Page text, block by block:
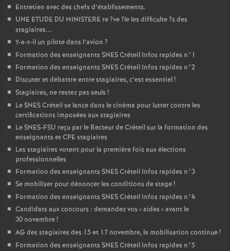
Entretien avec des chefs d’établissements.
UNE ETUDE DU MINISTERE re?ve?le les difficulte?s des
stagiaires...
Y-a-t-il un pilote dans l’avion ?
Formation des enseignants SNESCréteil Infos rapides n°1
Formation des enseignants SNESCréteil Infos rapides n°2
Discuter et débattre entre stagiaires, c’est essentiel!
Stagiaires, ne restez pas seuls !
LeSNESCréteil se lance dans le cinéma pour lutter contre les
certifications imposées aux stagiaires
LeSNES-FSU reçu par le Recteur de Créteil sur la formation des
enseignants etCPE stagiaires
Les stagiaires votent pour la première fois aux élections
professionnelles
Formation des enseignants SNESCréteil Infos rapides n°3
Se mobiliser pour dénoncer les conditions de stage!
Formation des enseignants SNESCréteil Infos rapides n°4
Candidats aux concours : demandez vos «aides » avant le
30 novembre!
AG des stagiaires des 15 et 17 novembre, la mobilisation continue!
Formation des enseignants SNESCréteil Infos rapides n°5